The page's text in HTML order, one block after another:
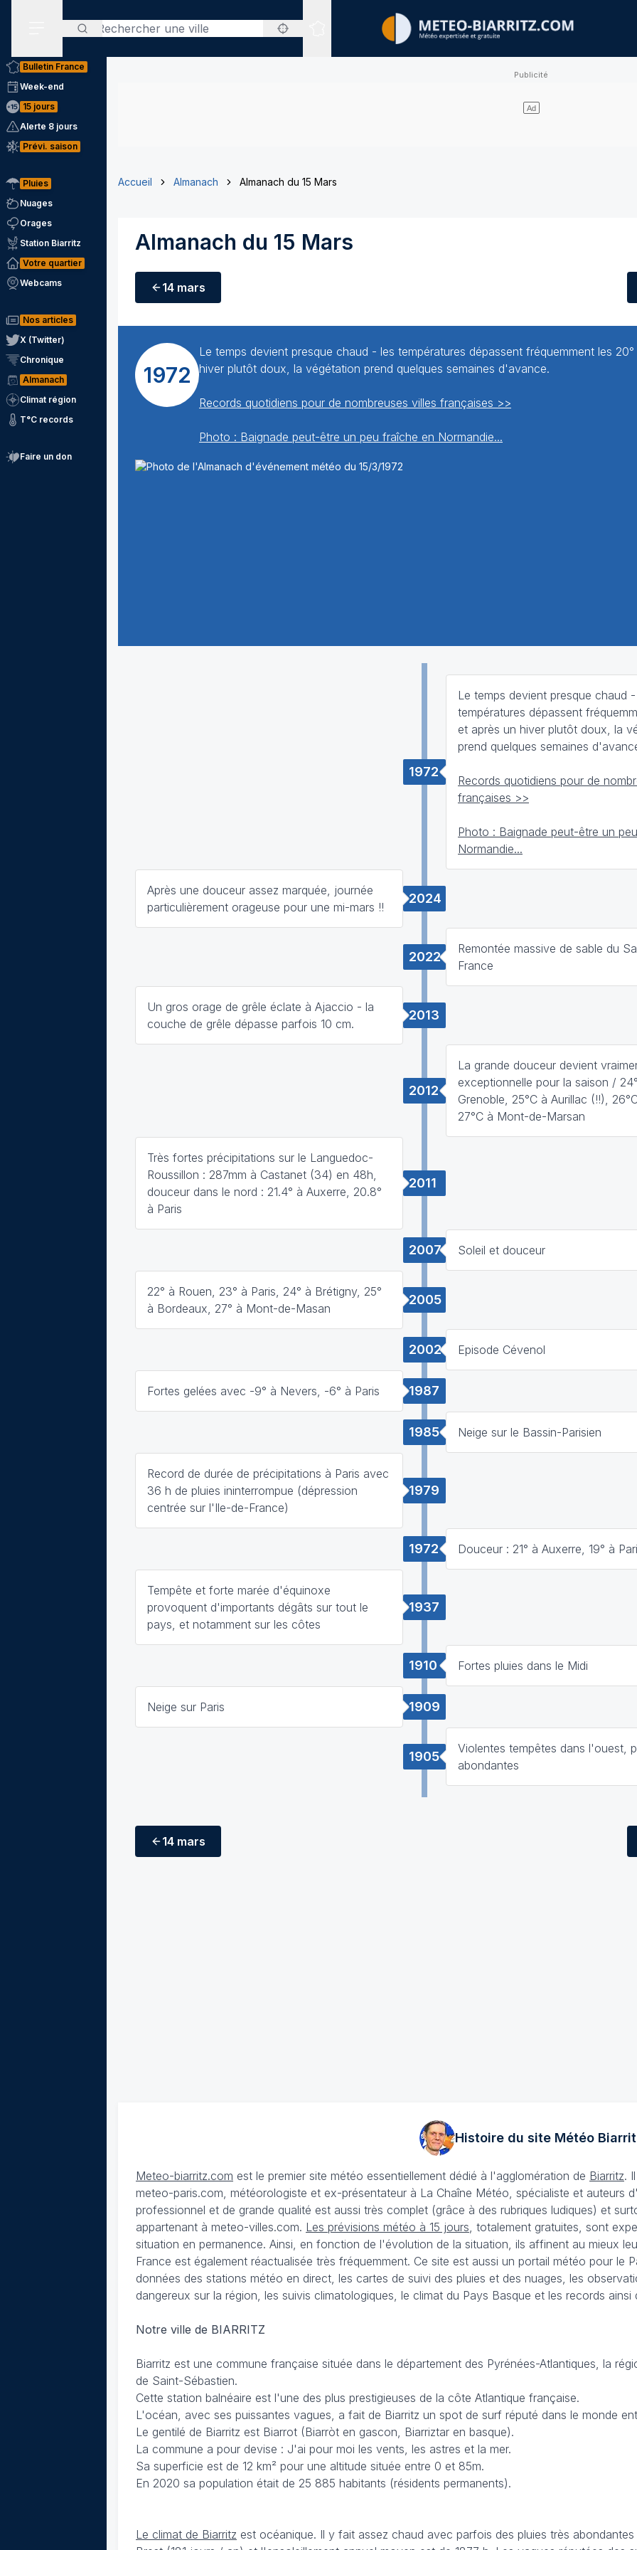
Rechercher
Sites expertisés
Bulletin France
Week-end
15 jours
Alerte 8 jours
Prévi. saison
Pluies
Nuages
Orages
Station Biarritz
Votre quartier
Webcams
Nos articles
X (Twitter)
Chronique
Almanach
Climat région
T°C records
Faire un don
Accueil Almanach Almanach du 15 Mars
Almanach du 15 Mars
14 mars
1972
Le temps devient presque chaud - les températures dépassent fréquemment les
hiver plutôt doux, la végétation prend quelques semaines d'avance.
Records quotidiens pour de nombreuses villes françaises >>
Photo : Baignade peut-être un peu fraîche en Normandie...
1972
Le temps devient presque chaud
températures dépassent
et après un hiver plutôt doux, la
prend quelques semaines
Records quotidiens pour de
françaises >>
Photo : Baignade peut-être un
Normandie...
2024
Après une douceur assez marquée, journée
particulièrement orageuse pour une mi-mars !!
2022
Remontée massive de sable du
France
2013
Un gros orage de grêle éclate à Ajaccio - la
couche de grêle dépasse parfois 10 cm.
2012
La grande douceur devient
exceptionnelle pour la saison /
Grenoble, 25°C à Aurillac (!!),
27°C à Mont-de-Marsan
2011
Très fortes précipitations sur le Languedoc-
Roussillon : 287mm à Castanet (34) en 48h,
douceur dans le nord : 21.4° à Auxerre, 20.8°
à Paris
2007 Soleil et douceur
2005
22° à Rouen, 23° à Paris, 24° à Brétigny, 25°
à Bordeaux, 27° à Mont-de-Masan
2002 Episode Cévenol
1987
Fortes gelées avec -9° à Nevers, -6° à Paris
1985 Neige sur le Bassin-Parisien
1979
Record de durée de précipitations à Paris avec
36 h de pluies ininterrompue (dépression
centrée sur l'Ile-de-France)
1972 Douceur : 21° à Auxerre, 19° à
1937
Tempête et forte marée d'équinoxe
provoquent d'importants dégâts sur tout le
pays, et notamment sur les côtes
1910 Fortes pluies dans le Midi
1909
Neige sur Paris
1905
Violentes tempêtes dans l'ouest,
abondantes
14 mars
Histoire du site Météo
Meteo-biarritz.com est le premier site météo essentiellement dédié à l'agglomération de Biarritz.
meteo-paris.com, météorologiste et ex-présentateur à La Chaîne Météo, spécialiste et auteurs
professionnel et de grande qualité est aussi très complet (grâce à des rubriques ludiques) et
appartenant à meteo-villes.com. Les prévisions météo à 15 jours , totalement gratuites, sont
situation en permanence. Ainsi, en fonction de l'évolution de la situation, ils affinent au mieux
France est également réactualisée très fréquemment. Ce site est aussi un portail météo pour le
données des stations météo en direct, les cartes de suivi des pluies et des nuages, les
dangereux sur la région, les suivis climatologiques, le climat du Pays Basque et les records
Notre ville de BIARRITZ
Biarritz est une commune française située dans le département des Pyrénées-Atlantiques, la
de Saint-Sébastien.
Cette station balnéaire est l'une des plus prestigieuses de la côte Atlantique française.
L'océan, avec ses puissantes vagues, a fait de Biarritz un spot de surf réputé dans le monde
Le gentilé de Biarritz est Biarrot (Biarròt en gascon, Biarriztar en basque).
La commune a pour devise : J'ai pour moi les vents, les astres et la mer.
Sa superficie est de 12 km² pour une altitude située entre 0 et 85m.
En 2020 sa population était de 25 885 habitants (résidents permanents).
Le climat de Biarritz est océanique. Il y fait assez chaud avec parfois des pluies très